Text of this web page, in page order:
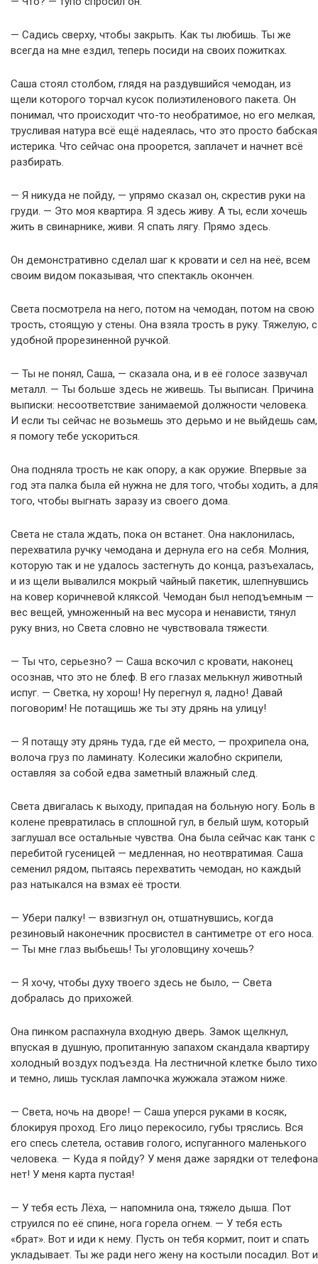
— Садись сверху, чтобы закрыть. Как ты любишь. Ты же
всегда на мне ездил, теперь посиди на своих пожитках.
Саша стоял столбом, глядя на раздувшийся чемодан, из
щели которого торчал кусок полиэтиленового пакета. Он
понимал, что происходит что-то необратимое, но его мелкая,
трусливая натура всё ещё надеялась, что это просто бабская
истерика. Что сейчас она проорется, заплачет и начнет всё
разбирать.
— Я никуда не пойду, — упрямо сказал он, скрестив руки на
груди. — Это моя квартира. Я здесь живу. А ты, если хочешь
жить в свинарнике, живи. Я спать лягу. Прямо здесь.
Он демонстративно сделал шаг к кровати и сел на неё, всем
своим видом показывая, что спектакль окончен.
Света посмотрела на него, потом на чемодан, потом на свою
трость, стоящую у стены. Она взяла трость в руку. Тяжелую, с
удобной прорезиненной ручкой.
— Ты не понял, Саша, — сказала она, и в её голосе зазвучал
металл. — Ты больше здесь не живешь. Ты выписан. Причина
выписки: несоответствие занимаемой должности человека.
И если ты сейчас не возьмешь это дерьмо и не выйдешь сам,
я помогу тебе ускориться.
Она подняла трость не как опору, а как оружие. Впервые за
год эта палка была ей нужна не для того, чтобы ходить, а для
того, чтобы выгнать заразу из своего дома.
Света не стала ждать, пока он встанет. Она наклонилась,
перехватила ручку чемодана и дернула его на себя. Молния,
которую так и не удалось застегнуть до конца, разъехалась,
и из щели вывалился мокрый чайный пакетик, шлепнувшись
на ковер коричневой кляксой. Чемодан был неподъемным —
вес вещей, умноженный на вес мусора и ненависти, тянул
руку вниз, но Света словно не чувствовала тяжести.
— Ты что, серьезно? — Саша вскочил с кровати, наконец
осознав, что это не блеф. В его глазах мелькнул животный
испуг. — Светка, ну хорош! Ну перегнул я, ладно! Давай
поговорим! Не потащишь же ты эту дрянь на улицу!
— Я потащу эту дрянь туда, где ей место, — прохрипела она,
волоча груз по ламинату. Колесики жалобно скрипели,
оставляя за собой едва заметный влажный след.
Света двигалась к выходу, припадая на больную ногу. Боль в
колене превратилась в сплошной гул, в белый шум, который
заглушал все остальные чувства. Она была сейчас как танк с
перебитой гусеницей — медленная, но неотвратимая. Саша
семенил рядом, пытаясь перехватить чемодан, но каждый
раз натыкался на взмах её трости.
— Убери палку! — взвизгнул он, отшатнувшись, когда
резиновый наконечник просвистел в сантиметре от его носа.
— Ты мне глаз выбьешь! Ты уголовщину хочешь?
— Я хочу, чтобы духу твоего здесь не было, — Света
добралась до прихожей.
Она пинком распахнула входную дверь. Замок щелкнул,
впуская в душную, пропитанную запахом скандала квартиру
холодный воздух подъезда. На лестничной клетке было тихо
и темно, лишь тусклая лампочка жужжала этажом ниже.
— Света, ночь на дворе! — Саша уперся руками в косяк,
блокируя проход. Его лицо перекосило, губы тряслись. Вся
его спесь слетела, оставив голого, испуганного маленького
человека. — Куда я пойду? У меня даже зарядки от телефона
нет! У меня карта пустая!
— У тебя есть Лёха, — напомнила она, тяжело дыша. Пот
струился по её спине, нога горела огнем. — У тебя есть
«брат». Вот и иди к нему. Пусть он тебя кормит, поит и спать
укладывает. Ты же ради него жену на костыли посадил. Вот и